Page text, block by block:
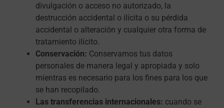
divulgación o acceso no autorizado, la
destrucción accidental o ilícita o su pérdida
accidental o alteración y cualquier otra forma de
tratamiento ilícito.
Conservación: Conservamos tus datos
personales de manera legal y apropiada y solo
mientras es necesario para los fines para los que
se han recopilado.
Las transferencias internacionales: cuando se